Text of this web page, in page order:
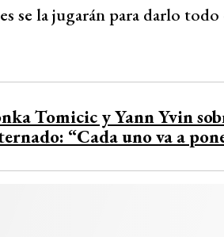
se la jugarán para darlo
Tomicic y Yann Yvin
“Cada uno va a